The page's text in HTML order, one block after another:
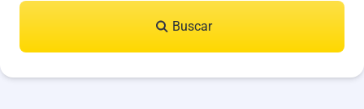
Buscar